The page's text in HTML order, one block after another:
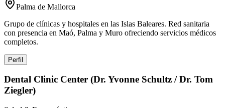
Palma de Mallorca
Grupo de clínicas y hospitales en las Islas Baleares. Red sanitaria
con presencia en Maó, Palma y Muro ofreciendo servicios médicos
completos.
Perfil
Dental Clinic Center (Dr. Yvonne Schultz / Dr. Tom
Ziegler)